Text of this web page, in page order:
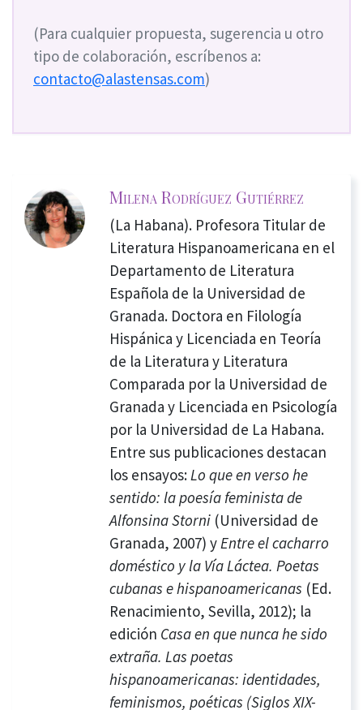
(Para cualquier propuesta, sugerencia u otro
tipo de colaboración, escríbenos a:
contacto@alastensas.com)
Milena Rodríguez Gutiérrez
(La Habana). Profesora Titular de
Literatura Hispanoamericana en el
Departamento de Literatura
Española de la Universidad de
Granada. Doctora en Filología
Hispánica y Licenciada en Teoría
de la Literatura y Literatura
Comparada por la Universidad de
Granada y Licenciada en Psicología
por la Universidad de La Habana.
Entre sus publicaciones destacan
los ensayos:Lo que en verso he
sentido: la poesía feminista de
Alfonsina Storni (Universidad de
Granada, 2007) yEntre el cacharro
doméstico y la Vía Láctea. Poetas
cubanas e hispanoamericanas (Ed.
Renacimiento, Sevilla, 2012); la
edición Casa en que nunca he sido
extraña. Las poetas
hispanoamericanas: identidades,
feminismos, poéticas (Siglos XIX-